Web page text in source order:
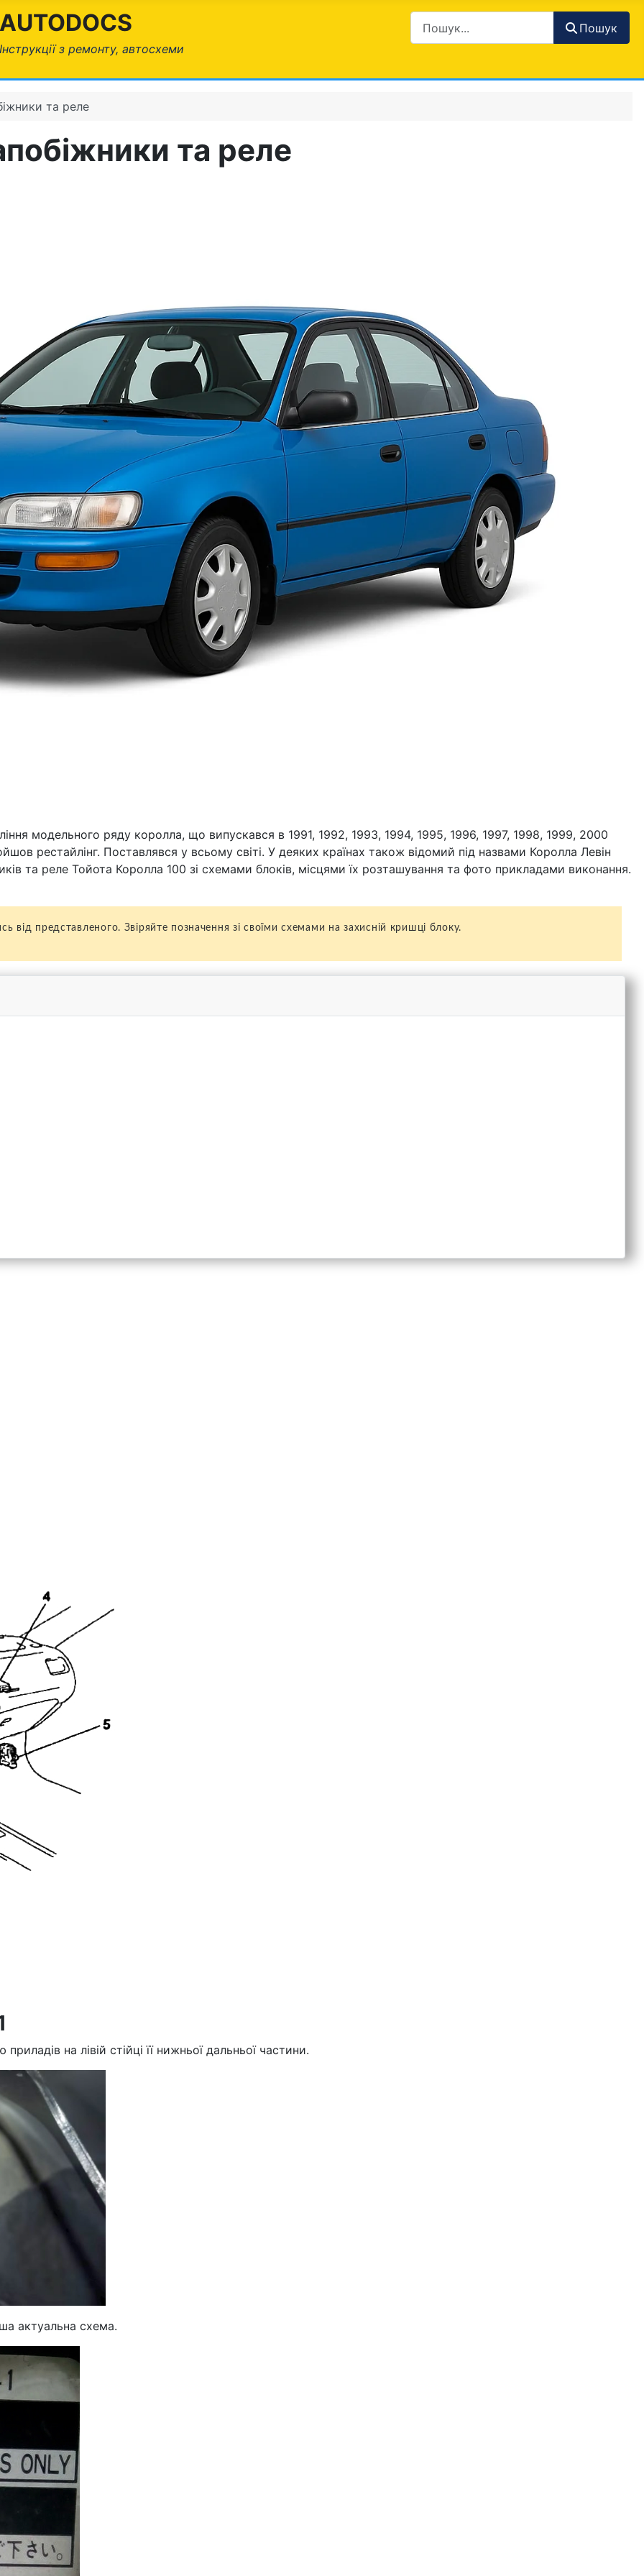
AUTODOCS
Інструкції з ремонту, автосхеми
Пошук
та реле
та реле
модельного ряду королла, що випускався в 1991, 1992, 1993, 1994, 1995, 1996, 1997, 1998, 1999, 2000
рестайлінг. Поставлявся у всьому світі. У деяких країнах також відомий під назвами Королла Левін
та реле Тойота Королла 100 зі схемами блоків, місцями їх розташування та фото прикладами виконання.
від представленого. Звіряйте позначення зі своїми схемами на захисній кришці блоку.
на лівій стійці її нижньої дальньої частини.
актуальна схема.